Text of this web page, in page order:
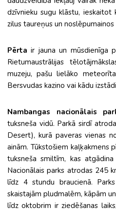
dzīvnieku sugu klāstu, ieskaitot
zilus taureņus un
Pērta ir jauna un mūsdienīga
Rietumaustrālijas
muzeju, pašu lielāko
Bersvudas kazino vai kādu
Nambangas nacionālais
tuksneša vidū. Parkā sirdī
Desert), kurā paveras vienas
ainām. Tūkstošiem kaļķakmens
tuksneša smiltīm, kas
Nacionālais parks atrodas 245
līdz 4 stundu braucienā.
skaistajām pludmalēm, kāpām
līdz oktobrim ir ziedēšanas